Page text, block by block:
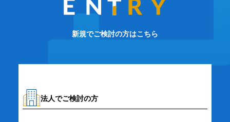
新規でご検討の方はこちら
法人でご検討の方